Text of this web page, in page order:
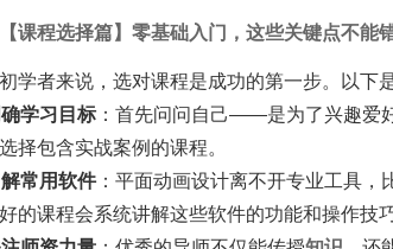
课程选择篇】零基础入门，这些关键点不能
学者来说，选对课程是成功的第一步。以下
学习目标：首先问问自己——是为了兴趣爱
择包含实战案例的课程。
常用软件：平面动画设计离不开专业工具，
的课程会系统讲解这些软件的功能和操作技巧